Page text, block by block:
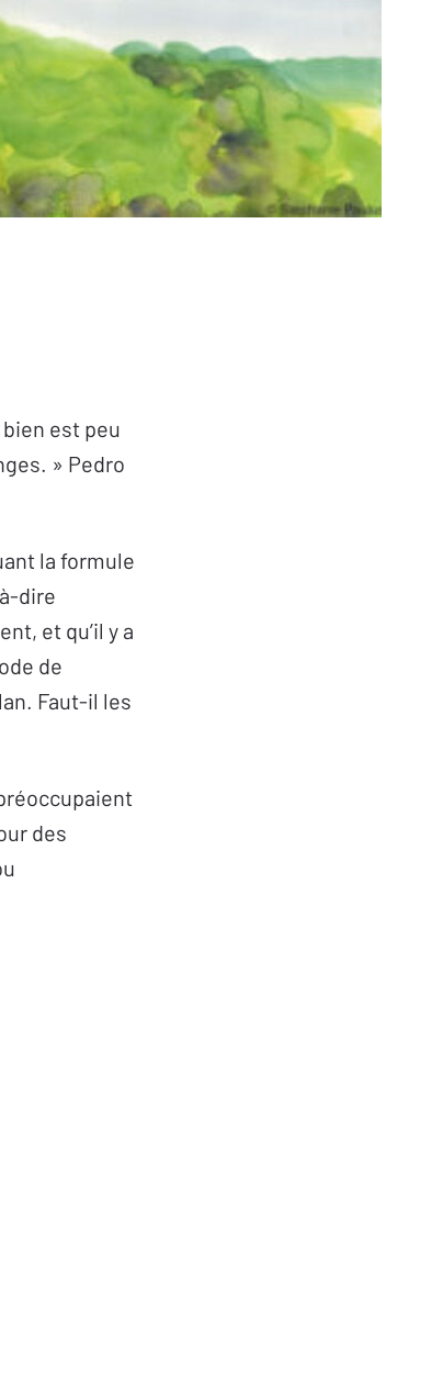
est peu
» Pedro
la formule
dire
et qu’il y a
de
Faut-il les
des